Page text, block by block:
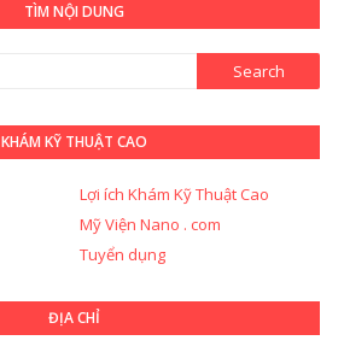
TÌM NỘI DUNG
KHÁM KỸ THUẬT CAO
Lợi ích Khám Kỹ Thuật Cao
Mỹ Viện Nano . com
Tuyển dụng
ĐỊA CHỈ